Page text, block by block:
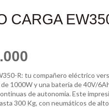
CARGA
R: tu compañero eléctrico
1000W y una batería de 40V/
de autonomía. Este
300 Kg, con neumáticos de